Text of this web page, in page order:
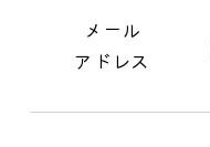
メール
アドレス